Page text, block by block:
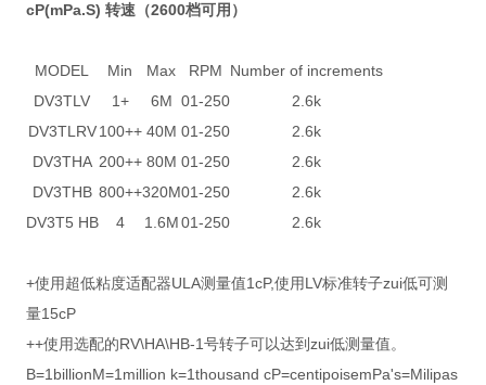
cP(mPa.S) 转速（2600档可用）
MODEL Min Max RPM Number of increments
DV3TLV
1+ 6M 01-250
2.6k
DV3TLRV100++ 40M 01-250
2.6k
DV3THA 200++ 80M 01-250
2.6k
DV3THB 800++320M01-250
2.6k
DV3T5 HB
4 1.6M01-250 2.6k
+使用超低粘度适配器ULA测量值1cP,使用LV标准转子zui低可测
量15cP
++使用选配的RV\HA\HB-1号转子可以达到zui低测量值。
B=1billionM=1million k=1thousand cP=centipoisemPa's=Milipas